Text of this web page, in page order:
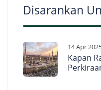
Disarankan
14 Apr
Kapan